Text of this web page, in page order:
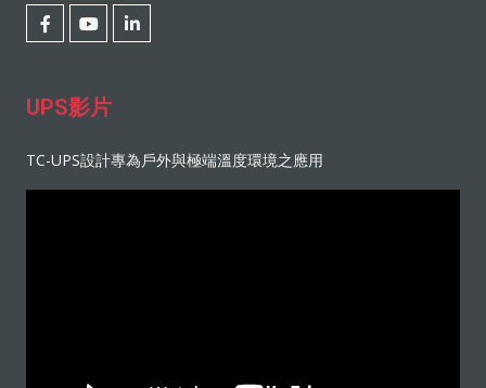
UPS影片
TC-UPS設計專為戶外與極端溫度環境之應用